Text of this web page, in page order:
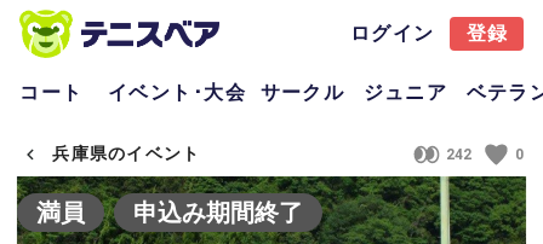
ログイン 登録
コート イベント･大会 サークル ジュニア ベテラ
兵庫県のイベント 242 0
満員 申込み期間終了